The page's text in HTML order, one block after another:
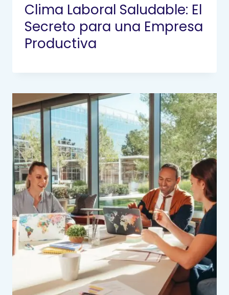
Clima Laboral Saludable: El
Secreto para una Empresa
Productiva